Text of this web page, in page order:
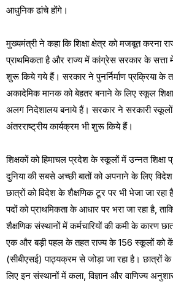
आधुनिक ढांचे होंगे।
मुख्यमंत्री ने कहा कि शिक्षा क्षेत्र को मजबूत करना
प्राथमिकता है और राज्य में कांग्रेस सरकार के
शुरू किये गये हैं। सरकार ने पुनर्निर्माण प्रक्रिया
अकादेमिक मानक को बेहतर बनाने के लिए स्कूल
अलग निदेशालय बनाये हैं। सरकार ने सरकारी
अंतरराष्ट्रीय कार्यक्रम भी शुरू किये हैं।
शिक्षकों को हिमाचल प्रदेश के स्कूलों में उन्नत शिक्षा
दुनिया की सबसे अच्छी बातों को अपनाने के लिए
छात्रों को विदेश के शैक्षणिक टूर पर भी भेजा जा
पदों को प्राथमिकता के आधार पर भरा जा रहा है,
शैक्षणिक संस्थानों में कर्मचारियों की कमी के कारण
एक और बड़ी पहल के तहत राज्य के 156 स्कूलों को
(सीबीएसई) पाठ्यक्रम से जोड़ा जा रहा है। छात्रों
लिए इन संस्थानों में कला, विज्ञान और वाणिज्य